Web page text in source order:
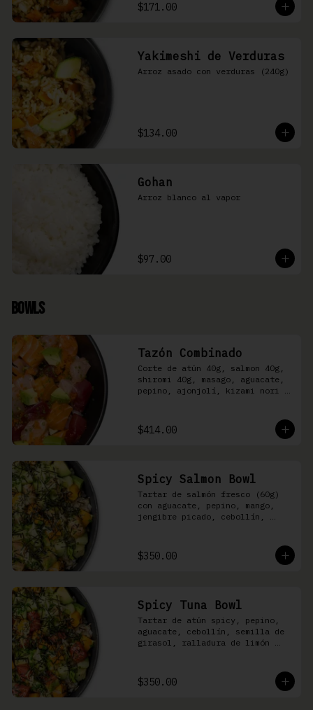
$171.00
Yakimeshi de Verduras
Arroz asado con verduras (240g)
$134.00
Gohan
Arroz blanco al vapor
$97.00
Bowls
Tazón Combinado
Corte de atún 40g, salmon 40g,
shiromi 40g, masago, aguacate,
pepino, ajonjolí, kizami nori y
$414.00
Spicy Salmon Bowl
Tartar de salmón fresco (60g)
con aguacate, pepino, mango,
jengibre picado, cebollín,
shari
$350.00
Spicy Tuna Bowl
Tartar de atún spicy, pepino,
aguacate, cebollín, semilla de
girasol, ralladura de limón
$350.00